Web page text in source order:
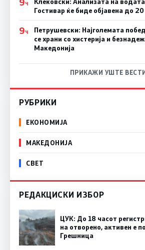
Ч
Гостивар ќе биде објавена до 20
9Ч
Петрушевски: Најголемата
се храни со хистерија и
Македонија
ПРИКАЖИ УШТЕ
РУБРИКИ
ЕКОНОМИЈА
МАКЕДОНИЈА
СВЕТ
РЕДАКЦИСКИ ИЗБОР
ЦУК: До 18 часот
на отворено, активен е
Грешница